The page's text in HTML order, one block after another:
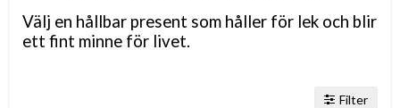
Välj en hållbar present som håller för lek och blir
ett fint minne för livet.
Filter